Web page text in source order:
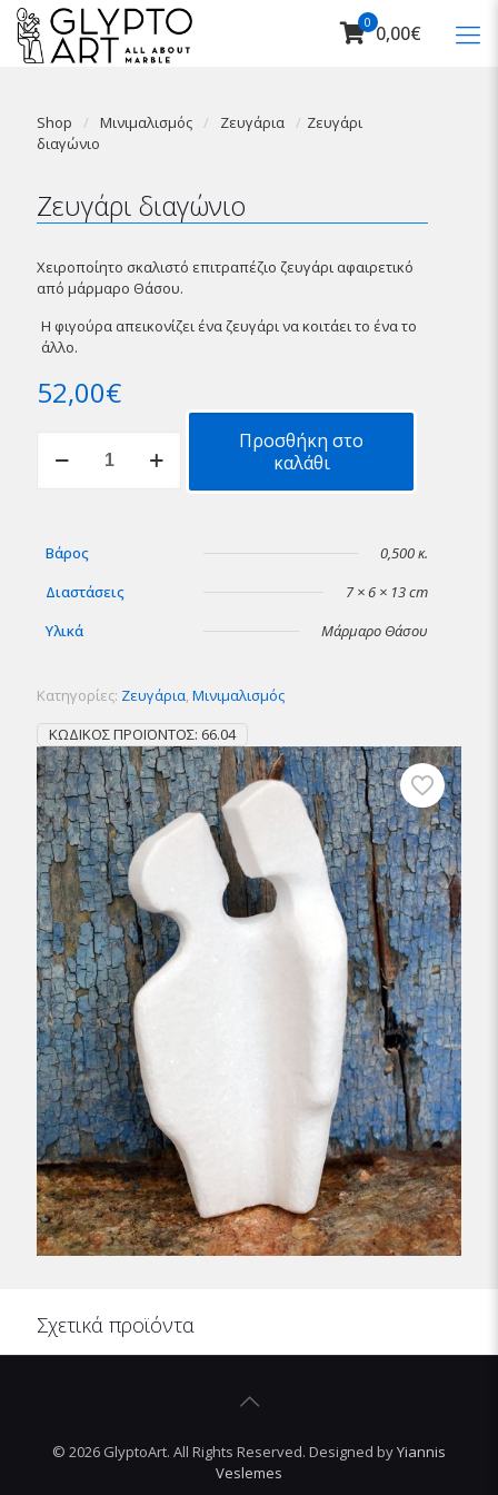
0 0,00€
Shop / Μινιμαλισμός / Ζευγάρια / Ζευγάρι
διαγώνιο
Ζευγάρι διαγώνιο
Χειροποίητο σκαλιστό επιτραπέζιο ζευγάρι αφαιρετικό
από μάρμαρο Θάσου.
Η φιγούρα απεικονίζει ένα ζευγάρι να κοιτάει το ένα το
άλλο.
52,00€
διαγώνιο
Προσθήκη στο
καλάθι
Βάρος
0,500 κ.
Διαστάσεις
7 × 6 × 13 cm
Υλικά
Μάρμαρο Θάσου
Κατηγορίες: Ζευγάρια, Μινιμαλισμός
ΚΩΔΙΚΌΣ ΠΡΟΪΌΝΤΟΣ: 66.04
Σχετικά προϊόντα
© 2026 GlyptoArt. All Rights Reserved. Designed byYiannis
Veslemes